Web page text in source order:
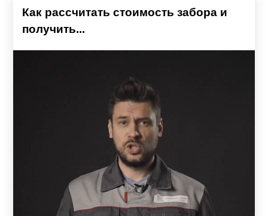
Как рассчитать стоимость забора и
получить...